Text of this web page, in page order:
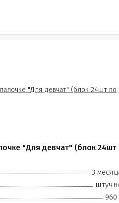
"Для девчат" (блок 24шт
3
960